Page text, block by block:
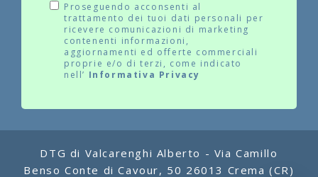
Proseguendo acconsenti al
trattamento dei tuoi dati personali per
ricevere comunicazioni di marketing
contenenti informazioni,
aggiornamenti ed offerte commerciali
proprie e/o di terzi, come indicato
nell’ Informativa Privacy
DTG di Valcarenghi Alberto - Via Camillo
Benso Conte di Cavour, 50 26013 Crema (CR)